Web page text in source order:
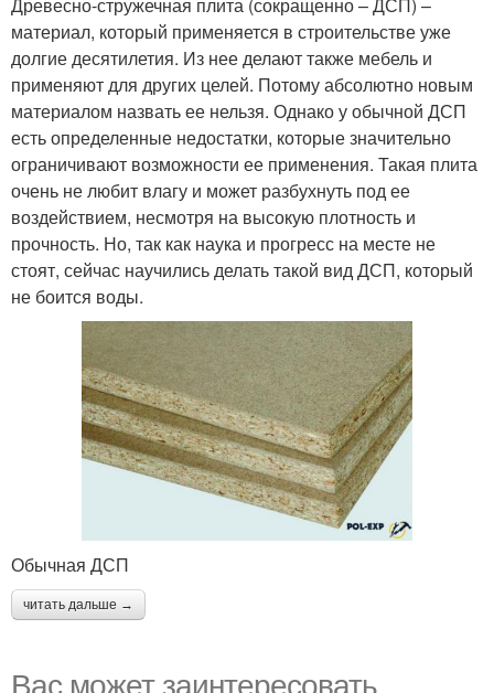
Древесно-стружечная плита (сокращенно – ДСП) –
материал, который применяется в строительстве уже
долгие десятилетия. Из нее делают также мебель и
применяют для других целей. Потому абсолютно новым
материалом назвать ее нельзя. Однако у обычной ДСП
есть определенные недостатки, которые значительно
ограничивают возможности ее применения. Такая плита
очень не любит влагу и может разбухнуть под ее
воздействием, несмотря на высокую плотность и
прочность. Но, так как наука и прогресс на месте не
стоят, сейчас научились делать такой вид ДСП, который
не боится воды.
Обычная ДСП
читать дальше →
Вас может заинтересовать